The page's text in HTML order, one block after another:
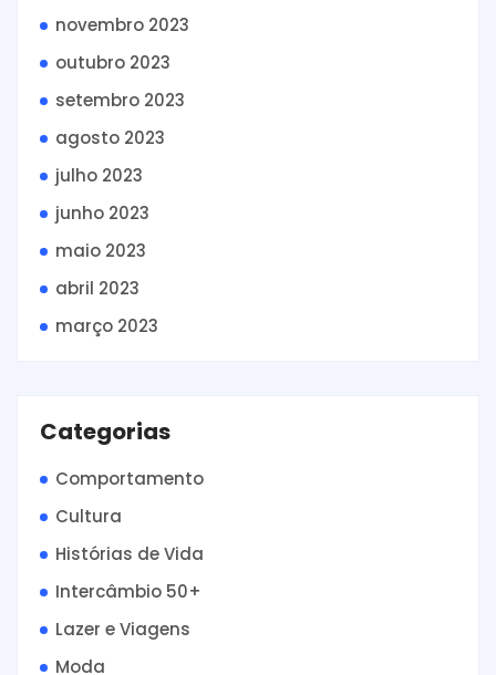
novembro 2023
outubro 2023
setembro 2023
agosto 2023
julho 2023
junho 2023
maio 2023
abril 2023
março 2023
Categorias
Comportamento
Cultura
Histórias de Vida
Intercâmbio 50+
Lazer e Viagens
Moda